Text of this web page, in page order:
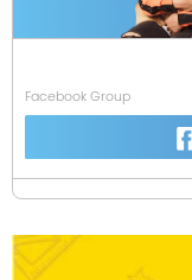
Facebook Group